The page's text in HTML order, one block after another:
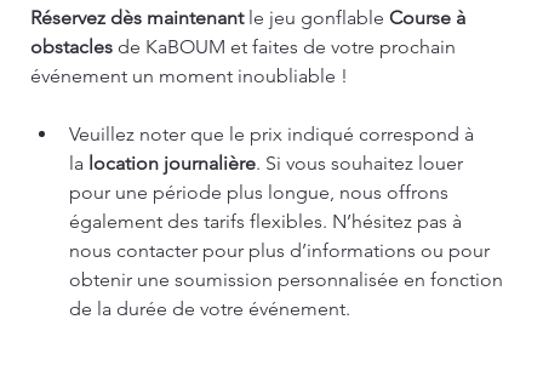
Réservez dès maintenant le jeu gonflable Course à
obstacles de KaBOUM et faites de votre prochain
événement un moment inoubliable !
Veuillez noter que le prix indiqué correspond à
la location journalière. Si vous souhaitez louer
pour une période plus longue, nous offrons
également des tarifs flexibles. N’hésitez pas à
nous contacter pour plus d’informations ou pour
obtenir une soumission personnalisée en fonction
de la durée de votre événement.